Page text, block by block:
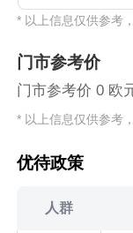
* 以上信息仅供参考
门市参考价
门市参考价 0 欧
* 以上信息仅供参考
优待政策
人群